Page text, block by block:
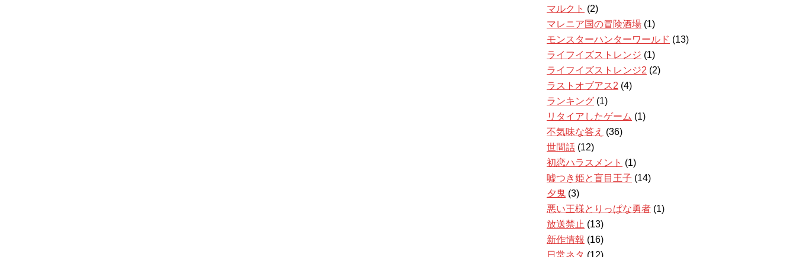
マルクト (2)
マレニア国の冒険酒場 (1)
モンスターハンターワールド (13)
ライフイズストレンジ (1)
ライフイズストレンジ2 (2)
ラストオブアス2 (4)
ランキング (1)
リタイアしたゲーム (1)
不気味な答え (36)
世間話 (12)
初恋ハラスメント (1)
嘘つき姫と盲目王子 (14)
夕鬼 (3)
悪い王様とりっぱな勇者 (1)
放送禁止 (13)
新作情報 (16)
日常ネタ (12)